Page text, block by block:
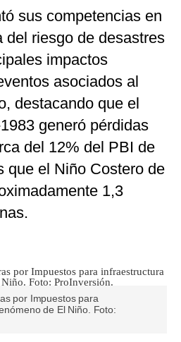
sus competencias en
del riesgo de desastres
impactos
asociados al
destacando que el
generó pérdidas
del 12% del PBI de
que el Niño Costero de
1,3
por Impuestos para
de El Niño. Foto: